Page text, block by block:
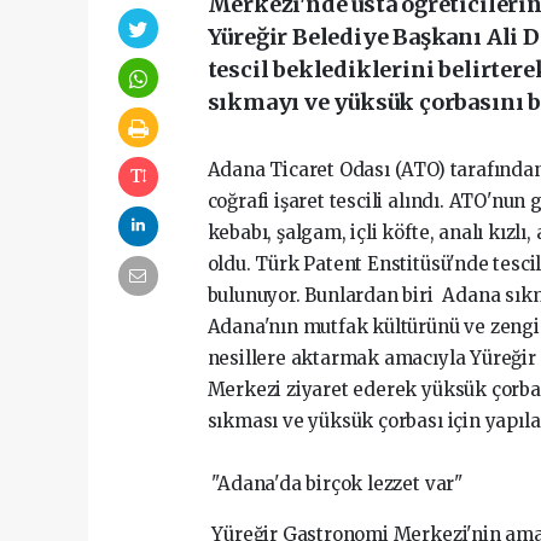
Yüreğir Belediye Başkanı Ali
tescil beklediklerini
sıkmayı ve yüksük
Adana Ticaret Odası (ATO)
coğrafi işaret tescili alındı.
kebabı, şalgam, içli köfte, analı
oldu. Türk Patent Enstitüsü'nde
bulunuyor. Bunlardan biri Adana
Adana'nın mutfak kültürünü ve
nesillere aktarmak amacıyla
Merkezi ziyaret ederek yüksük
sıkması ve yüksük çorbası için
"Adana'da birçok lezzet var"
Yüreğir Gastronomi Merkezi'nin